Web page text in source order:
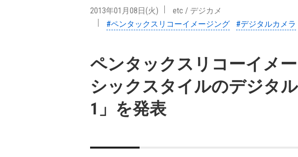
2013年01月08日(火) etc / デジカメ
#ペンタックスリコーイメージング
#デジタルカメラ
ペンタックスリコーイメ
シックスタイルのデジタ
1」を発表